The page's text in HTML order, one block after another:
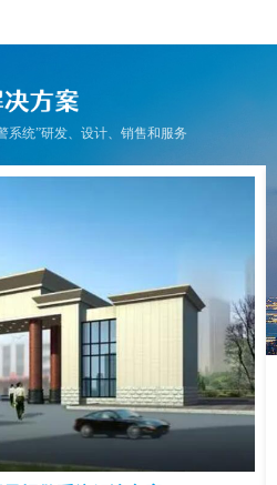
系统”研发、设计、销售和服务